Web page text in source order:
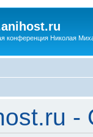
конференция Николая